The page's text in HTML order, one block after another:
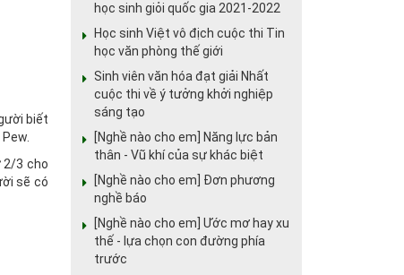
biết
2/3 cho
sẽ có
học sinh giỏi quốc gia 2021-2022
Học sinh Việt vô địch cuộc thi Tin
học văn phòng thế giới
Sinh viên văn hóa đạt giải Nhất
cuộc thi về ý tưởng khởi nghiệp
sáng tạo
[Nghề nào cho em] Năng lực bản
thân - Vũ khí của sự khác biệt
[Nghề nào cho em] Đơn phương
nghề báo
[Nghề nào cho em] Ước mơ hay xu
thế - lựa chọn con đường phía
trước